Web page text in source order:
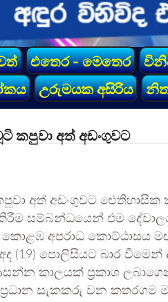
එතෙර - මෙතෙර
උරුමයක අසිරිය
කපුවා අත් අඩංගුවට
අත් අඩංගුවට ඓතිහාසික
සම්බන්ධයෙන් එම
කොළඹ අපරාධ කොට්ඨාසය
(19) පොලිසියට බාර
කාලයක් ප්‍රකාශ
සැකකරු වන කතරගම